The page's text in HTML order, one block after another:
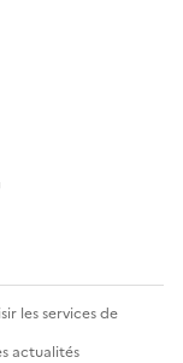
les services de
actualités